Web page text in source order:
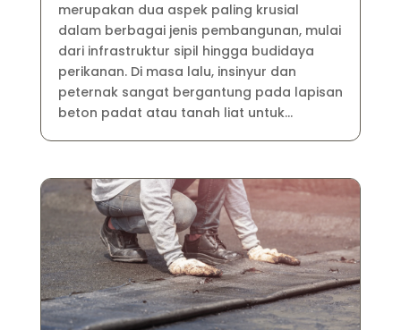
merupakan dua aspek paling krusial
dalam berbagai jenis pembangunan, mulai
dari infrastruktur sipil hingga budidaya
perikanan. Di masa lalu, insinyur dan
peternak sangat bergantung pada lapisan
beton padat atau tanah liat untuk...